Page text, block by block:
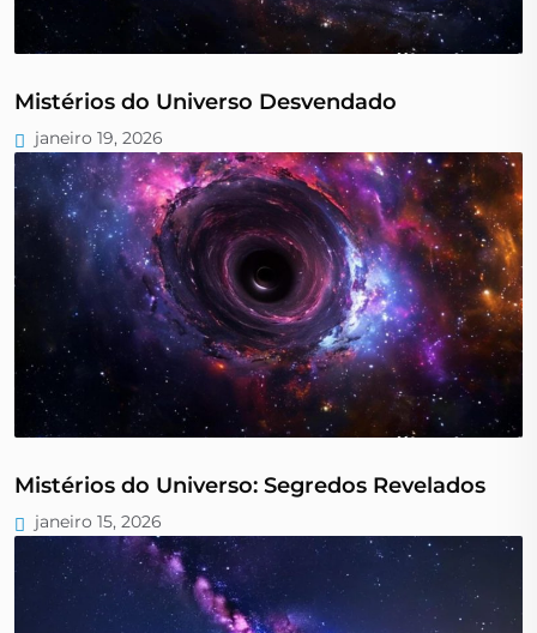
Mistérios do Universo Desvendado
janeiro 19, 2026
Mistérios do Universo: Segredos Revelados
janeiro 15, 2026